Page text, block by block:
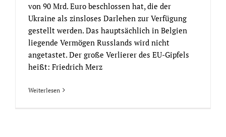
von 90 Mrd. Euro beschlossen hat, die der
Ukraine als zinsloses Darlehen zur Verfügung
gestellt werden. Das hauptsächlich in Belgien
liegende Vermögen Russlands wird nicht
angetastet. Der große Verlierer des EU-Gipfels
heißt: Friedrich Merz
Weiterlesen